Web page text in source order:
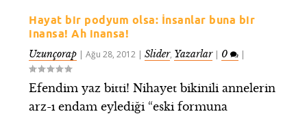
Hayat bir podyum olsa: İnsanlar buna bir
inansa! Ah inansa!
Uzunçorap |Ağu 28, 2012 |Slider, Yazarlar| 0 |
Efendim yaz bitti! Nihayet bikinili annelerin
arz-ı endam eylediği “eski formuna